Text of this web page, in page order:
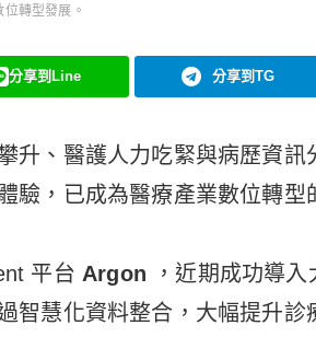
轉型發展。
分享到Line 分享到TG
升、醫護人力吃緊與病歷資訊
驗，已成為醫療產業數位轉型
平台 Argon ，近期成功導入
智慧化資料整合，大幅提升診